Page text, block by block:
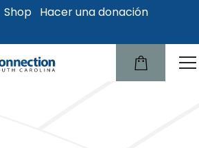
Shop Hacer una donación